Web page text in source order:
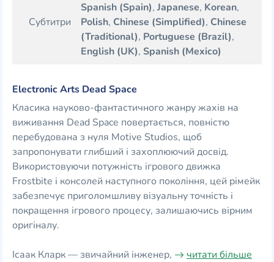
Субтитри
Spanish (Spain), Japanese, Korean,
Polish, Chinese (Simplified), Chinese
(Traditional), Portuguese (Brazil),
English (UK), Spanish (Mexico)
Electronic Arts Dead Space
Класика науково-фантастичного жанру жахів на
виживання Dead Space повертається, повністю
перебудована з нуля Motive Studios, щоб
запропонувати глибший і захоплюючий досвід.
Використовуючи потужність ігрового движка
Frostbite і консолей наступного покоління, цей рімейк
забезпечує приголомшливу візуальну точність і
покращення ігрового процесу, залишаючись вірним
оригіналу.
Ісаак Кларк — звичайний інженер, читати більше